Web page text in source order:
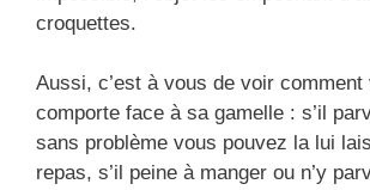
croquettes.
Aussi, c’est à vous de voir
comporte face à sa gamelle : s’il
sans problème vous pouvez la lui
repas, s’il peine à manger ou n’y